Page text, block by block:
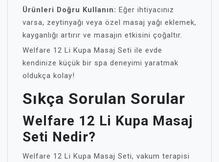
Ürünleri Doğru Kullanın: Eğer ihtiyacınız
varsa, zeytinyağı veya özel masaj yağı eklemek,
kayganlığı artırır ve masajın etkisini çoğaltır.
Welfare 12 Li Kupa Masaj Seti ile evde
kendinize küçük bir spa deneyimi yaratmak
oldukça kolay!
Sıkça Sorulan Sorular
Welfare 12 Li Kupa Masaj
Seti Nedir?
Welfare 12 Li Kupa Masaj Seti, vakum terapisi